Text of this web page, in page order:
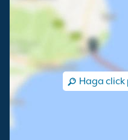
Haga click